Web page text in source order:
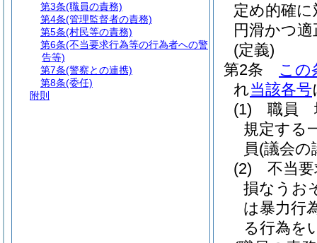
定め的確
円滑かつ
(定義)
第2条
この
れ当該各号
(1)
職員
規定する
員(議会の
(2)
不当
損なうお
は暴力行
る行為を
第3条(職員の責務)
第4条(管理監督者の責務)
第5条(村民等の責務)
第6条(不当要求行為等の行為者への警
告等)
第7条(警察との連携)
第8条(委任)
附則